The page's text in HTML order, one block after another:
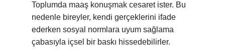
Toplumda maaş konuşmak cesaret ister. Bu
nedenle bireyler, kendi gerçeklerini ifade
ederken sosyal normlara uyum sağlama
çabasıyla içsel bir baskı hissedebilirler.